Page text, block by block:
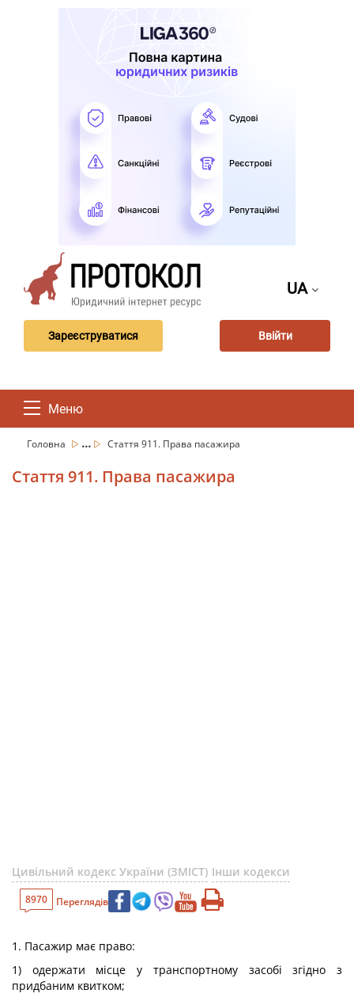
UA
Зареєструватися Ввійти
Меню
Головна ... Стаття 911. Права пасажира
Стаття 911. Права пасажира
Цивільний кодекс України (ЗМІСТ) Інши кодекси
8970 Переглядів
1. Пасажир має право:
1) одержати місце у транспортному засобі згідно з
придбаним квитком;